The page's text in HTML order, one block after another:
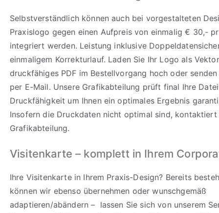
Selbstverständlich können auch bei vorgestalteten
Praxislogo gegen einen Aufpreis von einmalig € 30,-
integriert werden. Leistung inklusive
einmaligem Korrekturlauf. Laden Sie Ihr Logo als
druckfähiges PDF im Bestellvorgang hoch oder senden
per E-Mail. Unsere Grafikabteilung prüft final Ihre
Druckfähigkeit um Ihnen ein optimales Ergebnis
Insofern die Druckdaten nicht optimal sind, kontaktiert
Grafikabteilung.
Visitenkarte – komplett in Ihrem
Ihre Visitenkarte in Ihrem Praxis-Design? Bereits
können wir ebenso übernehmen oder wunschgemäß
adaptieren/abändern – lassen Sie sich von unserem